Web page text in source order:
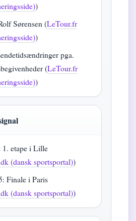
)
Sørensen (LeTour.fr
)
pga.
(LeTour.fr
)
etape i Lille
(dansk sportsportal))
Finale i Paris
(dansk sportsportal))